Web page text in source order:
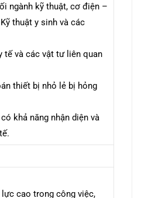
ngành kỹ thuật, cơ điện –
thuật y sinh và các
tế và các vật tư liên quan
thiết bị nhỏ lẻ bị hỏng
khả năng nhận diện và
cao trong công việc,